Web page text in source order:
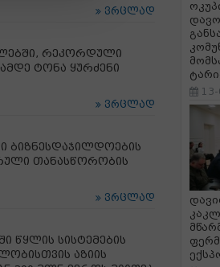
ვრცლად
რეკორდული
ტონა ყურძენი
ვრცლად
ბიზნესდაჯილდოების
თანასწორობის
ვრცლად
წყლის სისტემების
აზიის